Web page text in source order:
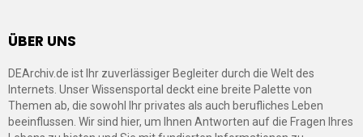
ÜBER UNS
DEArchiv.de ist Ihr zuverlässiger Begleiter durch die Welt des
Internets. Unser Wissensportal deckt eine breite Palette von
Themen ab, die sowohl Ihr privates als auch berufliches Leben
beeinflussen. Wir sind hier, um Ihnen Antworten auf die Fragen Ihres